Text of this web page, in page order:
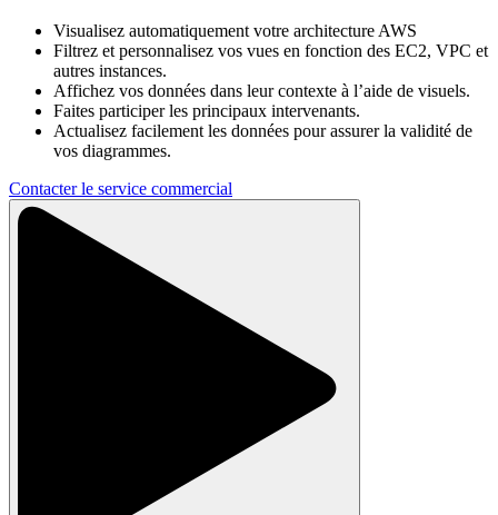
Visualisez automatiquement votre architecture AWS
Filtrez et personnalisez vos vues en fonction des EC2, VPC et
autres instances.
Affichez vos données dans leur contexte à l’aide de visuels.
Faites participer les principaux intervenants.
Actualisez facilement les données pour assurer la validité de
vos diagrammes.
Contacter le service commercial